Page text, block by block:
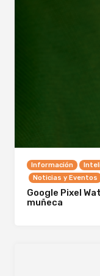
Información
Noticias y Eventos
Google Pixel
muñeca